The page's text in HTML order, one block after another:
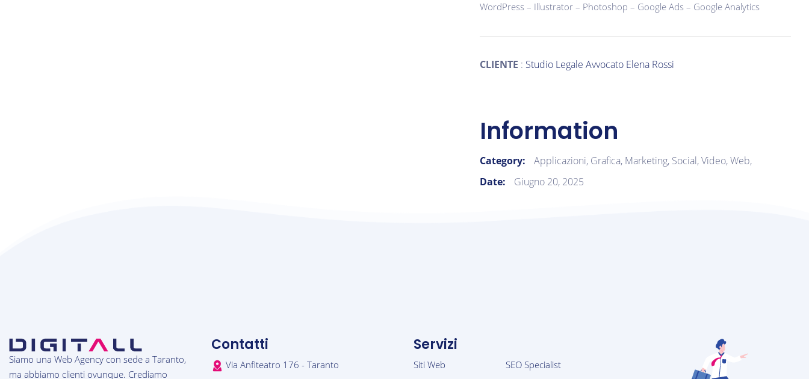
WordPress – Illustrator – Photoshop – Google Ads – Google Analytics
CLIENTE : Studio Legale Avvocato Elena Rossi
Information
Category: Applicazioni, Grafica, Marketing, Social,Video,Web,
Date:
Giugno 20, 2025
Siamo una Web Agency con sede a Taranto,
ma abbiamo clienti ovunque. Crediamo
Contatti
Via Anfiteatro 176 - Taranto
Servizi
Siti Web SEO Specialist